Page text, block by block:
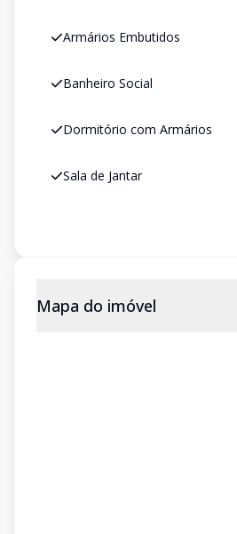
Armários Embutidos
Banheiro Social
Dormitório com Armários
Sala de Jantar
Mapa do imóvel